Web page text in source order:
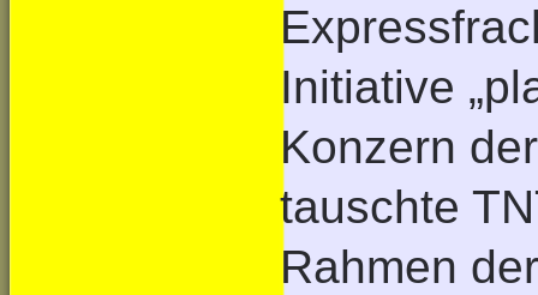
Initiative
Konzern
tauschte
Rahmen